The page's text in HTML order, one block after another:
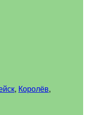
, Королёв,